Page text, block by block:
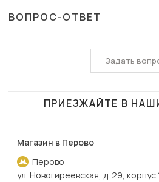
ВОПРОС-ОТВЕТ
Задать
ПРИЕЗЖАЙТЕ В
Магазин в Перово
Перово
ул. Новогиреевская, д. 29, корпус